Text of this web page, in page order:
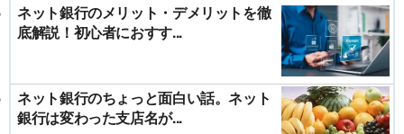
ネット銀行のメリット・デメリットを徹
底解説！初心者におすす...
ネット銀行のちょっと面白い話。ネット
銀行は変わった支店名が...